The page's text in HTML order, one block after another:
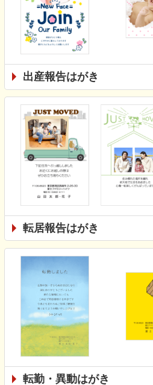
出産報告はがき
転居報告はがき
転勤・異動はがき